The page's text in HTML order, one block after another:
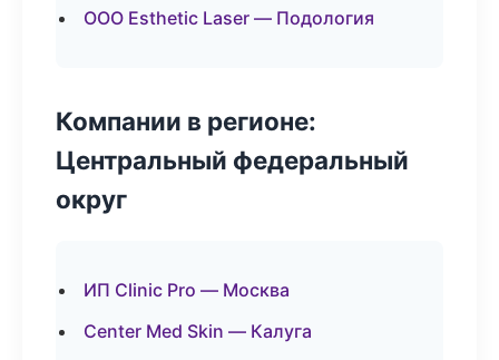
ООО Esthetic Laser — Подология
Компании в регионе:
Центральный федеральный
округ
ИП Clinic Pro — Москва
Center Med Skin — Калуга